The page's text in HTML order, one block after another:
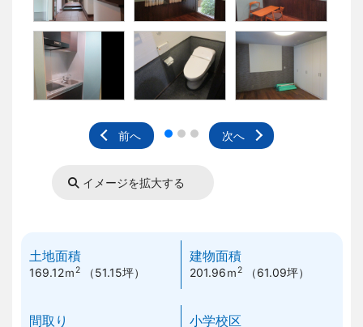
前へ 次へ
イメージを拡大する
土地面積
169.12ｍ2（51.15坪）
建物面積
201.96ｍ2 （61.09坪）
間取り 小学校区